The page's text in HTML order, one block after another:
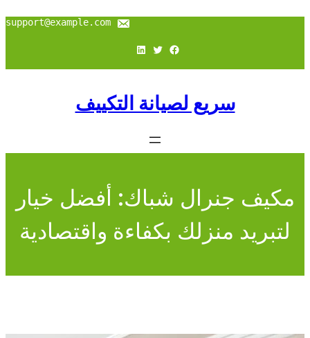
support@example.com
فيسبوك تويتر لينكد إن
سريع لصيانة التكييف
مكيف جنرال شباك: أفضل خيار
لتبريد منزلك بكفاءة واقتصادية